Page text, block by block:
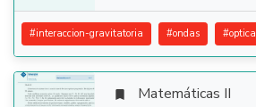
#interaccion-gravitatoria #ondas #optica
 Matemáticas II